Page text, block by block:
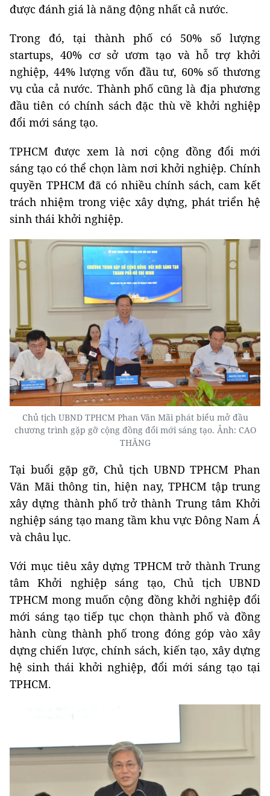
được đánh giá là năng động nhất cả nước.
Trong đó, tại thành phố có 50% số lượng
startups, 40% cơ sở ươm tạo và hỗ trợ khởi
nghiệp, 44% lượng vốn đầu tư, 60% số thương
vụ của cả nước. Thành phố cũng là địa phương
đầu tiên có chính sách đặc thù về khởi nghiệp
đổi mới sáng tạo.
TPHCM được xem là nơi cộng đồng đổi mới
sáng tạo có thể chọn làm nơi khởi nghiệp. Chính
quyền TPHCM đã có nhiều chính sách, cam kết
trách nhiệm trong việc xây dựng, phát triển hệ
sinh thái khởi nghiệp.
Chủ tịch UBND TPHCM Phan Văn Mãi phát biểu mở đầu
chương trình gặp gỡ cộng đồng đổi mới sáng tạo. Ảnh: CAO
THĂNG
Tại buổi gặp gỡ, Chủ tịch UBND TPHCM Phan
Văn Mãi thông tin, hiện nay, TPHCM tập trung
xây dựng thành phố trở thành Trung tâm Khởi
nghiệp sáng tạo mang tầm khu vực Đông Nam Á
và châu lục.
Với mục tiêu xây dựng TPHCM trở thành Trung
tâm Khởi nghiệp sáng tạo, Chủ tịch UBND
TPHCM mong muốn cộng đồng khởi nghiệp đổi
mới sáng tạo tiếp tục chọn thành phố và đồng
hành cùng thành phố trong đóng góp vào xây
dựng chiến lược, chính sách, kiến tạo, xây dựng
hệ sinh thái khởi nghiệp, đổi mới sáng tạo tại
TPHCM.